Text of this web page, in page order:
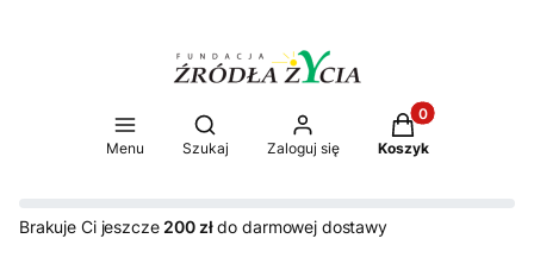
Menu
Otwórz wyszukiwarkę
Szukaj Zaloguj się
Produkty w
Koszyk
Brakuje Ci jeszcze 200 złdo darmowej dostawy